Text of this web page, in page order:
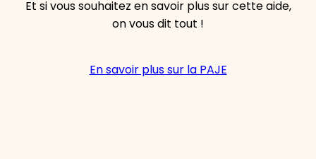
Et si vous souhaitez en savoir plus sur cette aide,
on vous dit tout !
En savoir plus sur la PAJE